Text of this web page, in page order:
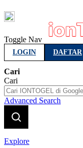
Toggle Nav
LOGIN DAFTAR
Cari
Cari
Advanced Search
Explore